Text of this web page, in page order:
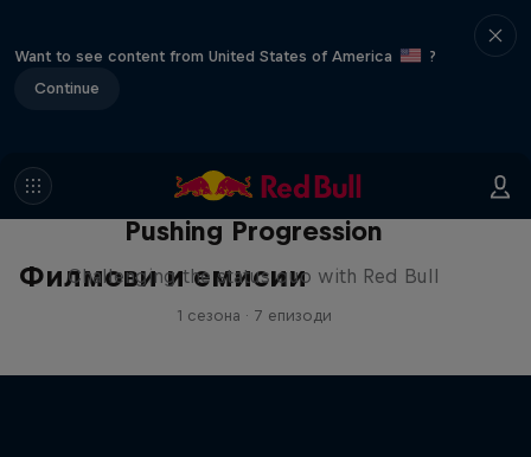
Want to see content from United States of America
?
Continue
Филмови и емисии
Pushing Progression
Challenging the status quo with Red Bull
1 сезона · 7 епизоди